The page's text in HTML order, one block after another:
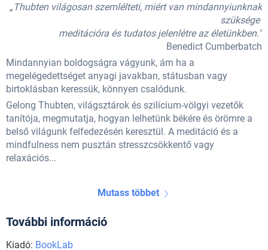
„Thubten világosan szemlélteti, miért van mindannyiunknak
szüksége
meditációra és tudatos jelenlétre az életünkben.”
Benedict Cumberbatch
Mindannyian boldogságra vágyunk, ám ha a
megelégedettséget anyagi javakban, státusban vagy
birtoklásban keressük, könnyen csalódunk.
Gelong Thubten, világsztárok és szilícium-völgyi vezetők
tanítója, megmutatja, hogyan lelhetünk békére és örömre a
belső világunk felfedezésén keresztül. A meditáció és a
mindfulness nem pusztán stresszcsökkentő vagy
relaxációs...
Mutass többet
További információ
Kiadó: BookLab